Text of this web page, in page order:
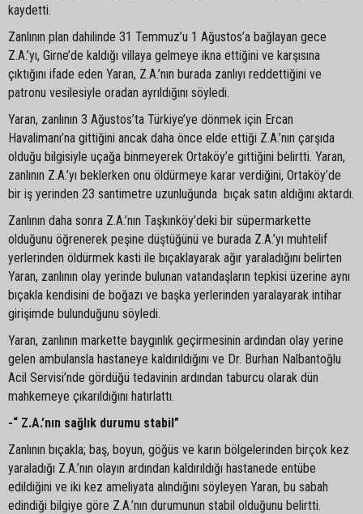
kaydetti.
Zanlının plan dahilinde 31 Temmuz’u 1 Ağustos’a bağlayan gece
Z.A.’yı, Girne’de kaldığı villaya gelmeye ikna ettiğini ve karşısına
çıktığını ifade eden Yaran, Z.A.’nın burada zanlıyı reddettiğini ve
patronu vesilesiyle oradan ayrıldığını söyledi.
Yaran, zanlının 3 Ağustos’ta Türkiye’ye dönmek için Ercan
Havalimanı’na gittiğini ancak daha önce elde ettiği Z.A.’nın çarşıda
olduğu bilgisiyle uçağa binmeyerek Ortaköy’e gittiğini belirtti. Yaran,
zanlının Z.A.’yı beklerken onu öldürmeye karar verdiğini, Ortaköy’de
bir iş yerinden 23 santimetre uzunluğunda bıçak satın aldığını aktardı.
Zanlının daha sonra Z.A.’nın Taşkınköy’deki bir süpermarkette
olduğunu öğrenerek peşine düştüğünü ve burada Z.A.’yı muhtelif
yerlerinden öldürmek kasti ile bıçaklayarak ağır yaraladığını belirten
Yaran, zanlının olay yerinde bulunan vatandaşların tepkisi üzerine aynı
bıçakla kendisini de boğazı ve başka yerlerinden yaralayarak intihar
girişimde bulunduğunu söyledi.
Yaran, zanlının markette baygınlık geçirmesinin ardından olay yerine
gelen ambulansla hastaneye kaldırıldığını ve Dr. Burhan Nalbantoğlu
Acil Servisi’nde gördüğü tedavinin ardından taburcu olarak dün
mahkemeye çıkarıldığını hatırlattı.
-“ Z.A.’nın sağlık durumu stabil”
Zanlının bıçakla; baş, boyun, göğüs ve karın bölgelerinden birçok kez
yaraladığı Z.A.’nın olayın ardından kaldırıldığı hastanede entübe
edildiğini ve iki kez ameliyata alındığını söyleyen Yaran, bu sabah
edindiği bilgiye göre Z.A.’nın durumunun stabil olduğunu belirtti.